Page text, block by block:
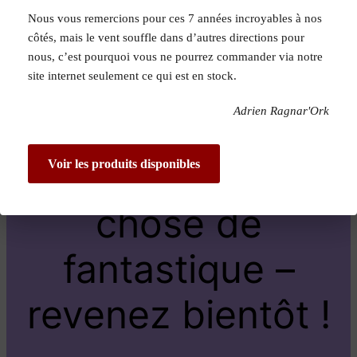
Pardon pour le
dérangement !
Nous travaillons
sur quelque
chose de
fantastique –
revenez bientôt !
Nous vous remercions pour ces 7 années incroyables à nos
côtés, mais le vent souffle dans d’autres directions pour
nous, c’est pourquoi vous ne pourrez commander via notre
site internet seulement ce qui est en stock.
Adrien Ragnar'Ork
Voir les produits disponibles